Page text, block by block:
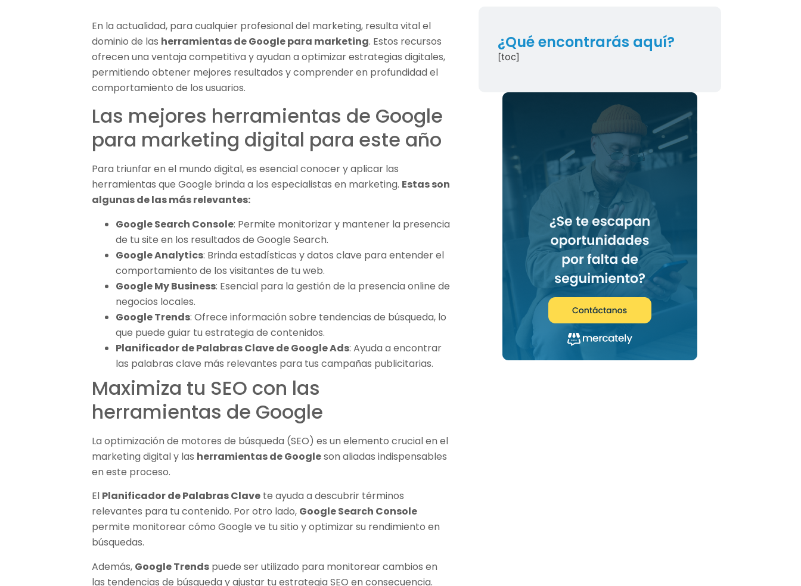
En la actualidad, para cualquier profesional del marketing, resulta vital el
dominio de las herramientas de Google para marketing. Estos recursos
ofrecen una ventaja competitiva y ayudan a optimizar estrategias digitales,
permitiendo obtener mejores resultados y comprender en profundidad el
comportamiento de los usuarios.
Las mejores herramientas de Google
para marketing digital para este año
Para triunfar en el mundo digital, es esencial conocer y aplicar las
herramientas que Google brinda a los especialistas en marketing. Estas son
algunas de las más relevantes:
Google Search Console: Permite monitorizar y mantener la presencia
de tu site en los resultados de Google Search.
Google Analytics: Brinda estadísticas y datos clave para entender el
comportamiento de los visitantes de tu web.
Google My Business: Esencial para la gestión de la presencia online de
negocios locales.
Google Trends: Ofrece información sobre tendencias de búsqueda, lo
que puede guiar tu estrategia de contenidos.
Planificador de Palabras Clave de Google Ads: Ayuda a encontrar
las palabras clave más relevantes para tus campañas publicitarias.
Maximiza tu SEO con las
herramientas de Google
La optimización de motores de búsqueda (SEO) es un elemento crucial en el
marketing digital y las herramientas de Googleson aliadas indispensables
en este proceso.
El Planificador de Palabras Clave te ayuda a descubrir términos
relevantes para tu contenido. Por otro lado, Google Search Console
permite monitorear cómo Google ve tu sitio y optimizar su rendimiento en
búsquedas.
Además, Google Trends puede ser utilizado para monitorear cambios en
las tendencias de búsqueda y ajustar tu estrategia SEO en consecuencia.
¿Qué encontrarás aquí?
[toc]